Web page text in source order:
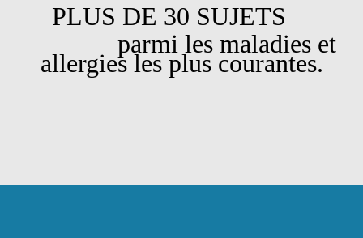
PLUS DE 30 SUJETS
parmi les maladies et
allergies les plus courantes.